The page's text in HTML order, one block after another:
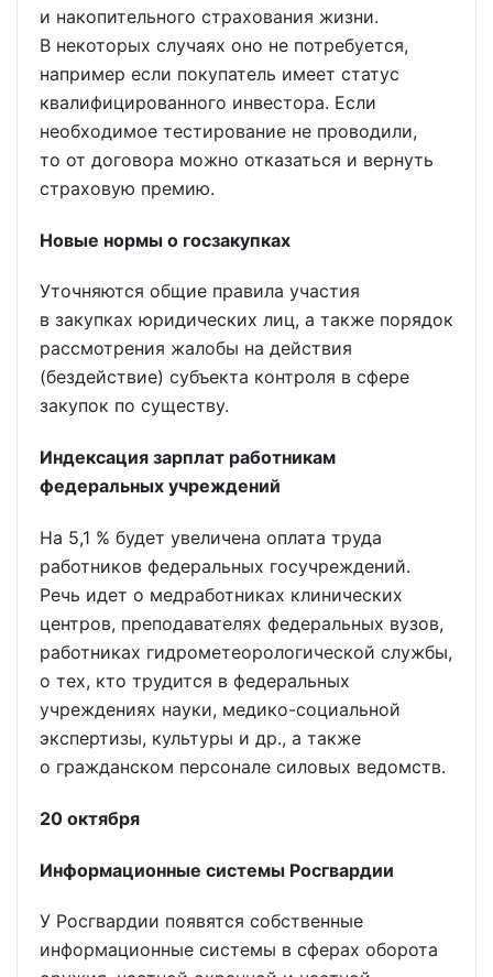
и накопительного страхования жизни.
В некоторых случаях оно не потребуется,
например если покупатель имеет статус
квалифицированного инвестора. Если
необходимое тестирование не проводили,
то от договора можно отказаться и вернуть
страховую премию.
Новые нормы о госзакупках
Уточняются общие правила участия
в закупках юридических лиц, а также порядок
рассмотрения жалобы на действия
(бездействие) субъекта контроля в сфере
закупок по существу.
Индексация зарплат работникам
федеральных учреждений
На 5,1 % будет увеличена оплата труда
работников федеральных госучреждений.
Речь идет о медработниках клинических
центров, преподавателях федеральных вузов,
работниках гидрометеорологической службы,
о тех, кто трудится в федеральных
учреждениях науки, медико-социальной
экспертизы, культуры и др., а также
о гражданском персонале силовых ведомств.
20 октября
Информационные системы Росгвардии
У Росгвардии появятся собственные
информационные системы в сферах оборота